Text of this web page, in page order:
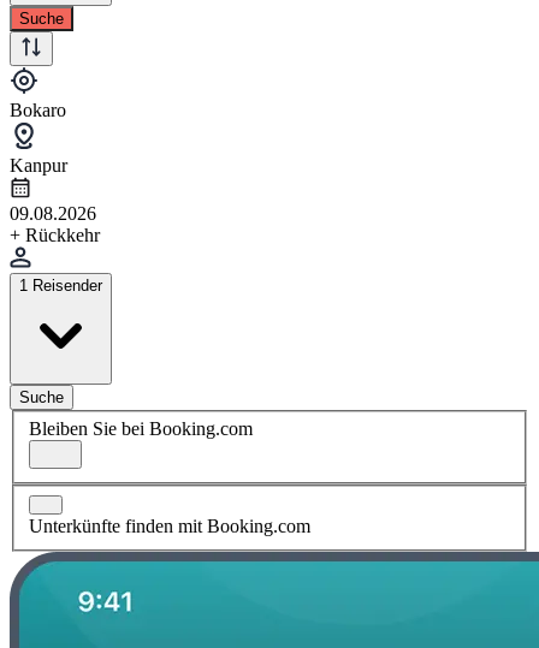
Suche
Bokaro
Kanpur
09.08.2026
+ Rückkehr
1 Reisender
Suche
Bleiben Sie bei Booking.com
Unterkünfte finden mit Booking.com